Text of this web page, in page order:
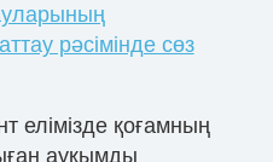
рәсімінде сөз
елімізде қоғамның
ауқымды